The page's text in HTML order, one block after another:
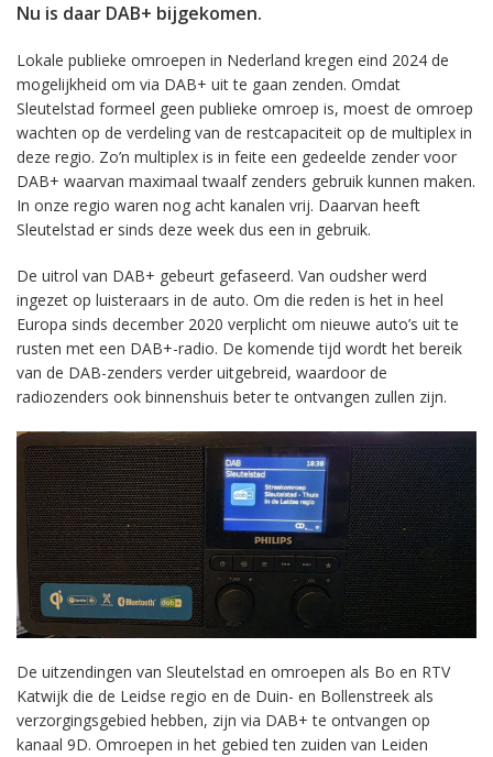
Nu is daar DAB+ bijgekomen.
Lokale publieke omroepen in Nederland kregen eind 2024 de
mogelijkheid om via DAB+ uit te gaan zenden. Omdat
Sleutelstad formeel geen publieke omroep is, moest de omroep
wachten op de verdeling van de restcapaciteit op de multiplex in
deze regio. Zo’n multiplex is in feite een gedeelde zender voor
DAB+ waarvan maximaal twaalf zenders gebruik kunnen maken.
In onze regio waren nog acht kanalen vrij. Daarvan heeft
Sleutelstad er sinds deze week dus een in gebruik.
De uitrol van DAB+ gebeurt gefaseerd. Van oudsher werd
ingezet op luisteraars in de auto. Om die reden is het in heel
Europa sinds december 2020 verplicht om nieuwe auto’s uit te
rusten met een DAB+-radio. De komende tijd wordt het bereik
van de DAB-zenders verder uitgebreid, waardoor de
radiozenders ook binnenshuis beter te ontvangen zullen zijn.
De uitzendingen van Sleutelstad en omroepen als Bo en RTV
Katwijk die de Leidse regio en de Duin- en Bollenstreek als
verzorgingsgebied hebben, zijn via DAB+ te ontvangen op
kanaal 9D. Omroepen in het gebied ten zuiden van Leiden